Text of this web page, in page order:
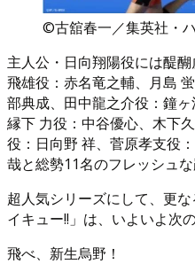
©古舘春一／集英社・
主人公・日向翔陽役には醍
飛雄役：赤名竜之輔、月島
部典成、田中龍之介役：鐘ヶ
縁下 力役：中谷優心、木下
役：日向野 祥、菅原孝支役
哉と総勢11名のフレッシュな
超人気シリーズにして、更
イキュー!!」は、いよいよ次
飛べ、新生烏野！